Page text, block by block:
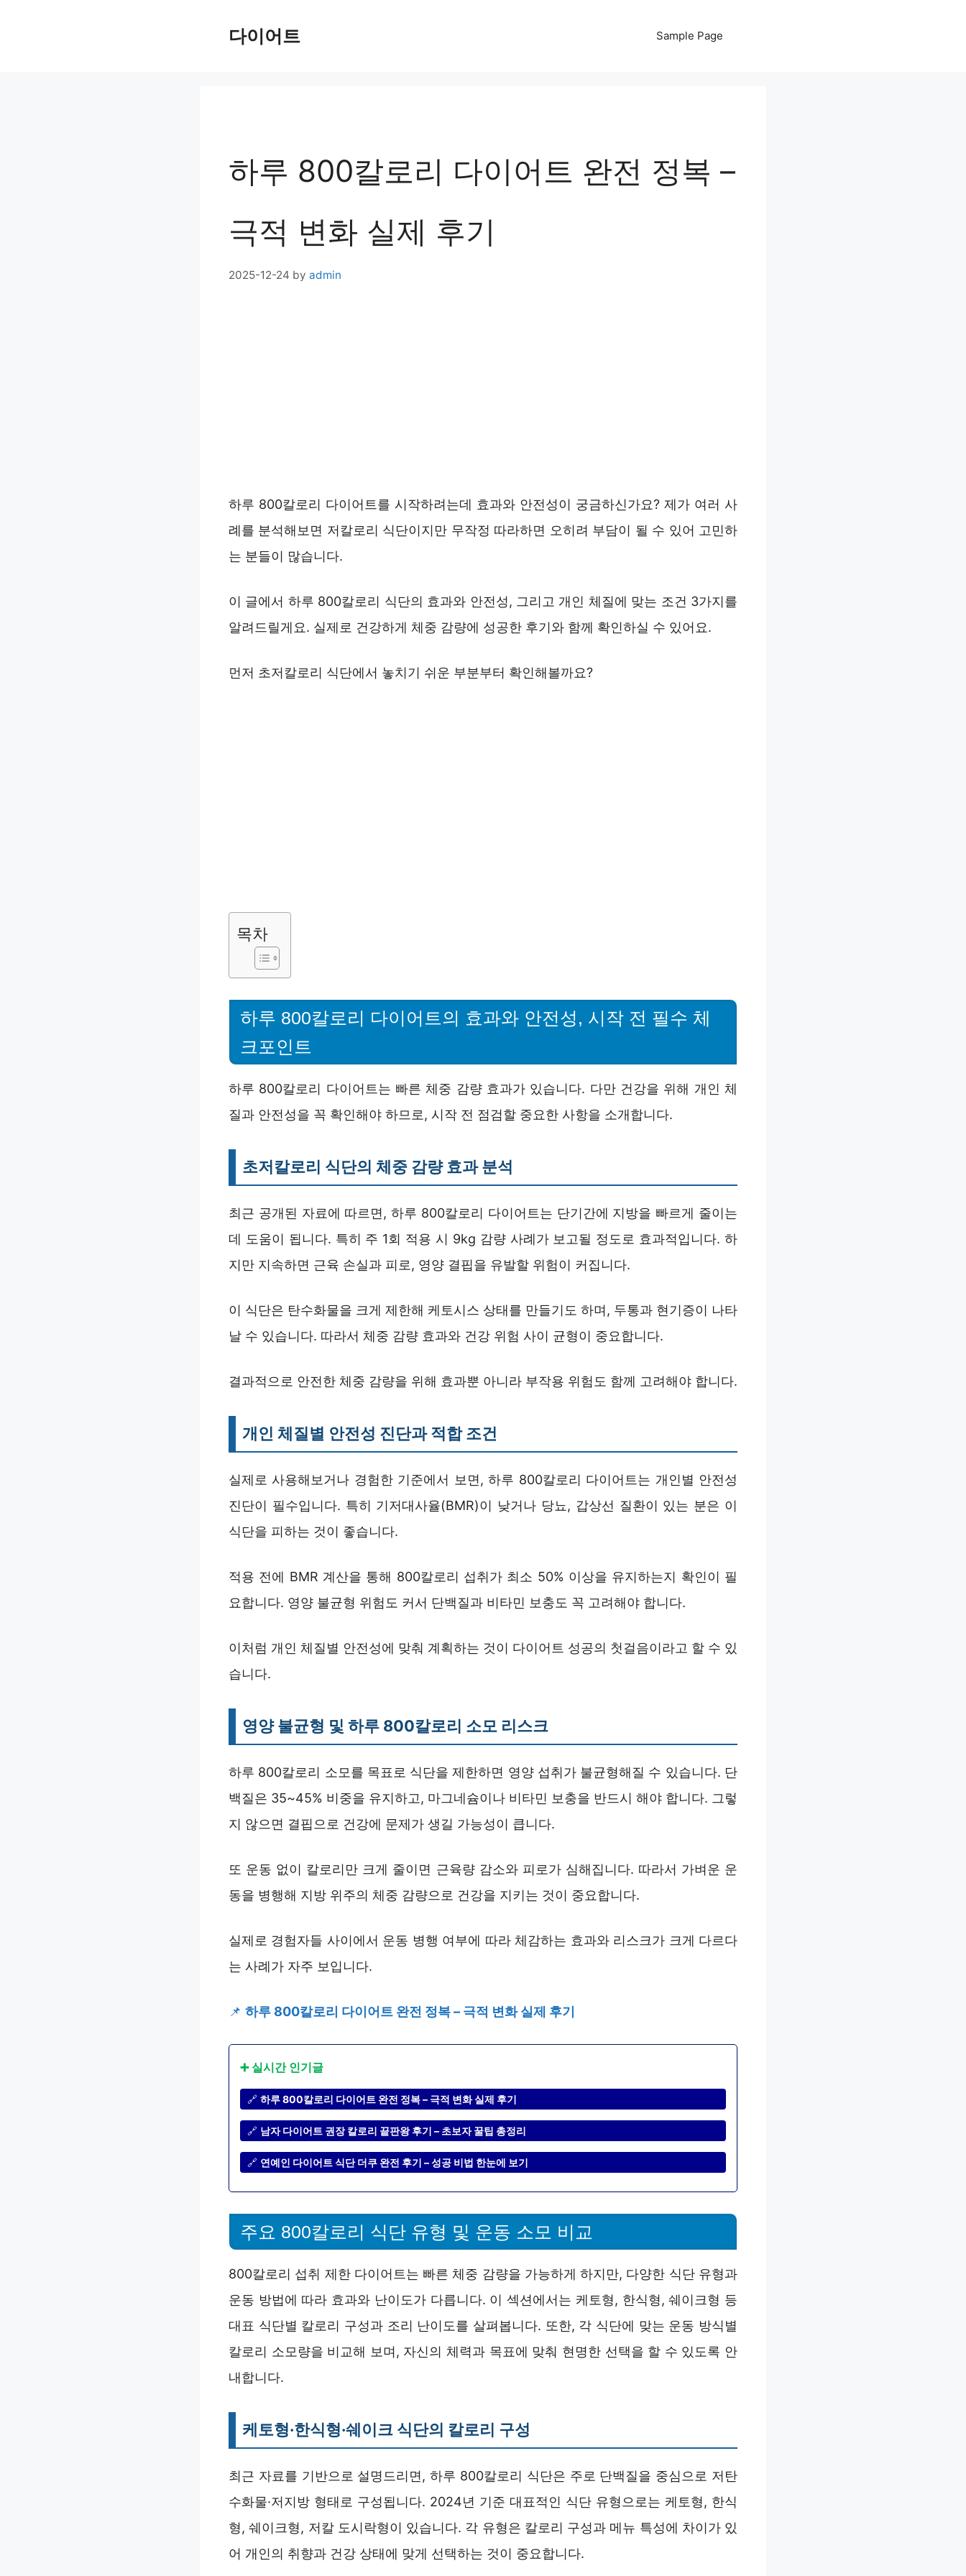
다이어트 Sample Page
하루 800칼로리 다이어트 완전 정복 –
극적 변화 실제 후기
2025-12-24 by admin
하루 800칼로리 다이어트를 시작하려는데 효과와 안전성이 궁금하신가요? 제가 여러 사
례를 분석해보면 저칼로리 식단이지만 무작정 따라하면 오히려 부담이 될 수 있어 고민하
는 분들이 많습니다.
이 글에서 하루 800칼로리 식단의 효과와 안전성, 그리고 개인 체질에 맞는 조건 3가지를
알려드릴게요. 실제로 건강하게 체중 감량에 성공한 후기와 함께 확인하실 수 있어요.
먼저 초저칼로리 식단에서 놓치기 쉬운 부분부터 확인해볼까요?
목차
하루 800칼로리 다이어트의 효과와 안전성, 시작 전 필수 체
크포인트
하루 800칼로리 다이어트는 빠른 체중 감량 효과가 있습니다. 다만 건강을 위해 개인 체
질과 안전성을 꼭 확인해야 하므로, 시작 전 점검할 중요한 사항을 소개합니다.
초저칼로리 식단의 체중 감량 효과 분석
최근 공개된 자료에 따르면, 하루 800칼로리 다이어트는 단기간에 지방을 빠르게 줄이는
데 도움이 됩니다. 특히 주 1회 적용 시 9kg 감량 사례가 보고될 정도로 효과적입니다. 하
지만 지속하면 근육 손실과 피로, 영양 결핍을 유발할 위험이 커집니다.
이 식단은 탄수화물을 크게 제한해 케토시스 상태를 만들기도 하며, 두통과 현기증이 나타
날 수 있습니다. 따라서 체중 감량 효과와 건강 위험 사이 균형이 중요합니다.
결과적으로 안전한 체중 감량을 위해 효과뿐 아니라 부작용 위험도 함께 고려해야 합니다.
개인 체질별 안전성 진단과 적합 조건
실제로 사용해보거나 경험한 기준에서 보면, 하루 800칼로리 다이어트는 개인별 안전성
진단이 필수입니다. 특히 기저대사율(BMR)이 낮거나 당뇨, 갑상선 질환이 있는 분은 이
식단을 피하는 것이 좋습니다.
적용 전에 BMR 계산을 통해 800칼로리 섭취가 최소 50% 이상을 유지하는지 확인이 필
요합니다. 영양 불균형 위험도 커서 단백질과 비타민 보충도 꼭 고려해야 합니다.
이처럼 개인 체질별 안전성에 맞춰 계획하는 것이 다이어트 성공의 첫걸음이라고 할 수 있
습니다.
영양 불균형 및 하루 800칼로리 소모 리스크
하루 800칼로리 소모를 목표로 식단을 제한하면 영양 섭취가 불균형해질 수 있습니다. 단
백질은 35~45% 비중을 유지하고, 마그네슘이나 비타민 보충을 반드시 해야 합니다. 그렇
지 않으면 결핍으로 건강에 문제가 생길 가능성이 큽니다.
또 운동 없이 칼로리만 크게 줄이면 근육량 감소와 피로가 심해집니다. 따라서 가벼운 운
동을 병행해 지방 위주의 체중 감량으로 건강을 지키는 것이 중요합니다.
실제로 경험자들 사이에서 운동 병행 여부에 따라 체감하는 효과와 리스크가 크게 다르다
는 사례가 자주 보입니다.
📌 하루 800칼로리 다이어트 완전 정복 – 극적 변화 실제 후기
➕ 실시간 인기글
🔗 하루 800칼로리 다이어트 완전 정복 – 극적 변화 실제 후기
🔗 남자 다이어트 권장 칼로리 끝판왕 후기 – 초보자 꿀팁 총정리
🔗 연예인 다이어트 식단 더쿠 완전 후기 – 성공 비법 한눈에 보기
주요 800칼로리 식단 유형 및 운동 소모 비교
800칼로리 섭취 제한 다이어트는 빠른 체중 감량을 가능하게 하지만, 다양한 식단 유형과
운동 방법에 따라 효과와 난이도가 다릅니다. 이 섹션에서는 케토형, 한식형, 쉐이크형 등
대표 식단별 칼로리 구성과 조리 난이도를 살펴봅니다. 또한, 각 식단에 맞는 운동 방식별
칼로리 소모량을 비교해 보며, 자신의 체력과 목표에 맞춰 현명한 선택을 할 수 있도록 안
내합니다.
케토형·한식형·쉐이크 식단의 칼로리 구성
최근 자료를 기반으로 설명드리면, 하루 800칼로리 식단은 주로 단백질을 중심으로 저탄
수화물·저지방 형태로 구성됩니다. 2024년 기준 대표적인 식단 유형으로는 케토형, 한식
형, 쉐이크형, 저칼 도시락형이 있습니다. 각 유형은 칼로리 구성과 메뉴 특성에 차이가 있
어 개인의 취향과 건강 상태에 맞게 선택하는 것이 중요합니다.